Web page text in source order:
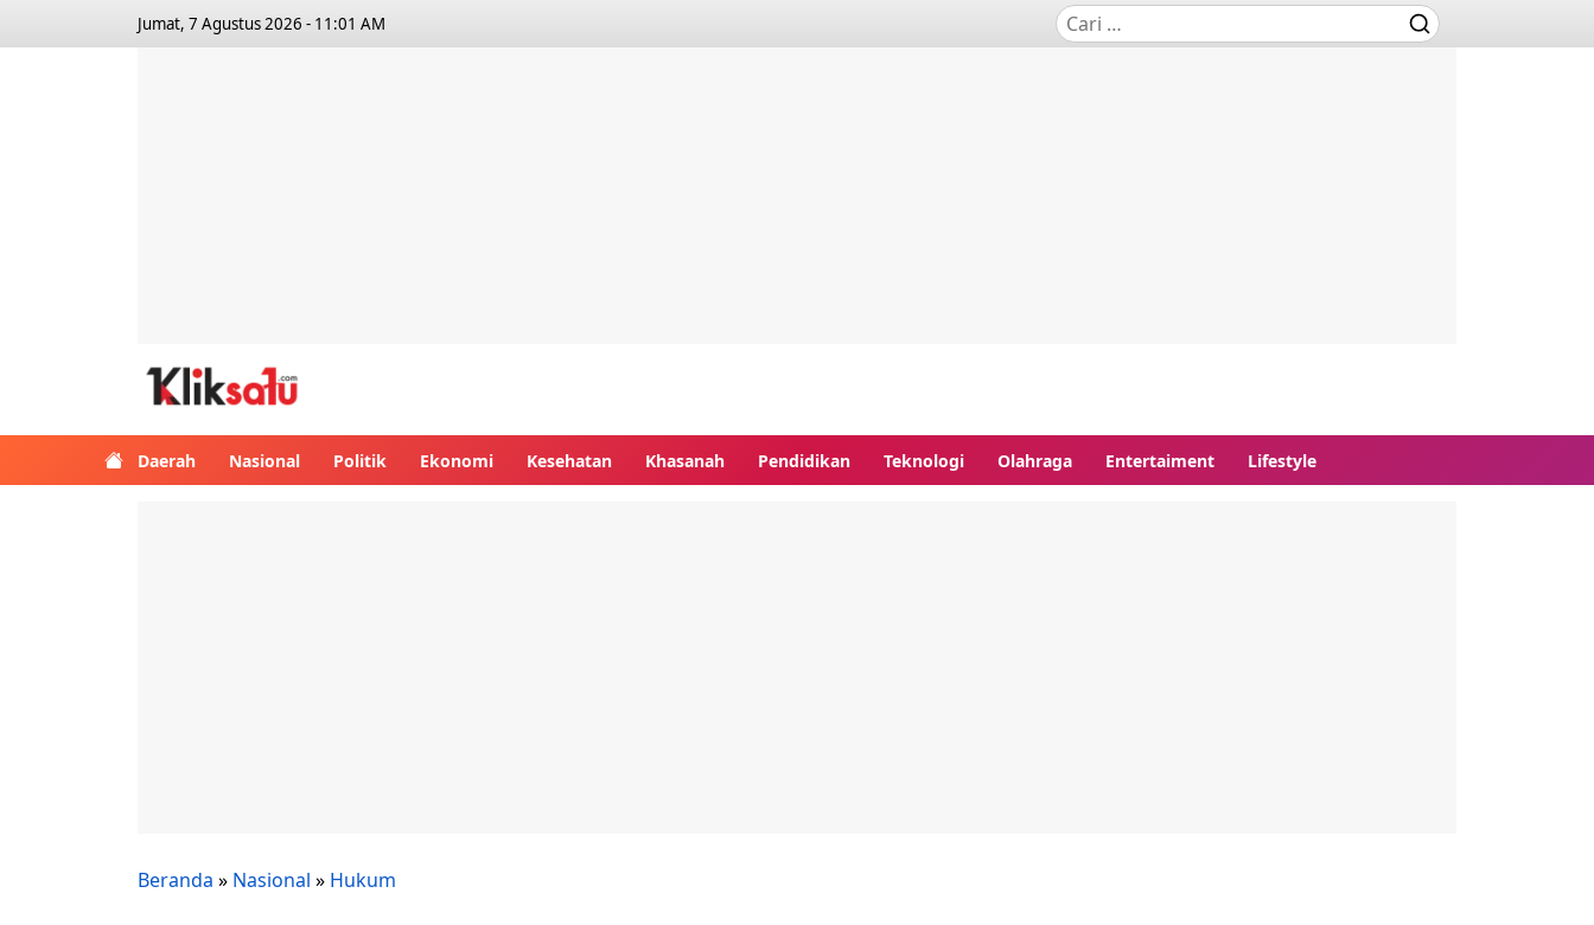
Jumat, 7 Agustus 2026 - 11:01 AM
Daerah Nasional Politik Ekonomi Kesehatan Khasanah Pendidikan Teknologi Olahraga Entertaiment Lifestyle
Beranda » Nasional » Hukum